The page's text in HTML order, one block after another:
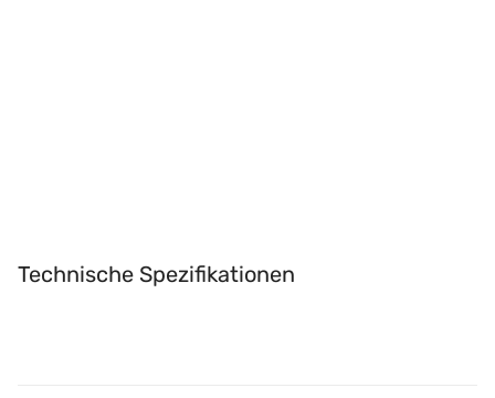
Technische Spezifikationen